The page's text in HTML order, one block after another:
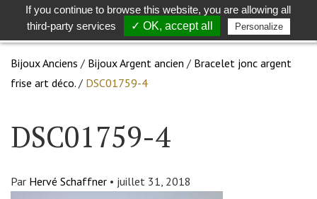
Toggle
search
Bijoux Anciens / Bijoux Argent ancien / Bracelet jonc argent
frise art déco. / DSC01759-4
DSC01759-4
Par Hervé Schaffner • juillet 31, 2018
If you continue to browse this website, you are allowing all
third-party services
✓ OK, accept all Personalize